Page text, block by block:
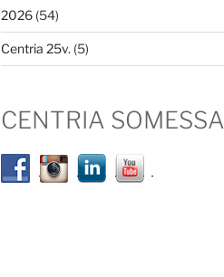
2026(54)
Centria 25v. (5)
CENTRIA SOMESSA